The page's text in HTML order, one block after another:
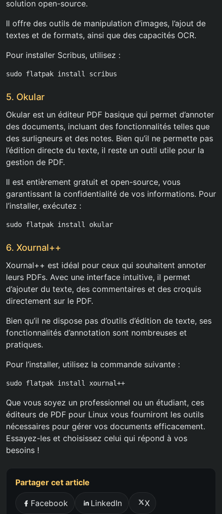
solution open-source.
Il offre des outils de manipulation d’images, l’ajout de
textes et de formats, ainsi que des capacités OCR.
Pour installer Scribus, utilisez :
sudo flatpak install scribus
5. Okular
Okular est un éditeur PDF basique qui permet d’annoter
des documents, incluant des fonctionnalités telles que
des surligneurs et des notes. Bien qu’il ne permette pas
l’édition directe du texte, il reste un outil utile pour la
gestion de PDF.
Il est entièrement gratuit et open-source, vous
garantissant la confidentialité de vos informations. Pour
l’installer, exécutez :
sudo flatpak install okular
6. Xournal++
Xournal++ est idéal pour ceux qui souhaitent annoter
leurs PDFs. Avec une interface intuitive, il permet
d’ajouter du texte, des commentaires et des croquis
directement sur le PDF.
Bien qu’il ne dispose pas d’outils d’édition de texte, ses
fonctionnalités d’annotation sont nombreuses et
pratiques.
Pour l’installer, utilisez la commande suivante :
sudo flatpak install xournal++
Que vous soyez un professionnel ou un étudiant, ces
éditeurs de PDF pour Linux vous fourniront les outils
nécessaires pour gérer vos documents efficacement.
Essayez-les et choisissez celui qui répond à vos
besoins !
Partager cet article
Facebook LinkedIn X